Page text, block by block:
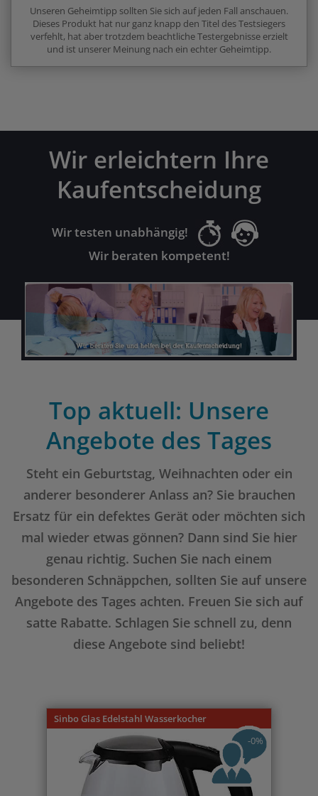
Unseren Geheimtipp sollten Sie sich auf jeden Fall anschauen.
Dieses Produkt hat nur ganz knapp den Titel des Testsiegers
verfehlt, hat aber trotzdem beachtliche Testergebnisse erzielt
und ist unserer Meinung nach ein echter Geheimtipp.
Wir erleichtern Ihre
Kaufentscheidung
Wir testen unabhängig!
Wir beraten kompetent!
Top aktuell: Unsere
Angebote des Tages
Steht ein Geburtstag, Weihnachten oder ein
anderer besonderer Anlass an? Sie brauchen
Ersatz für ein defektes Gerät oder möchten sich
mal wieder etwas gönnen? Dann sind Sie hier
genau richtig. Suchen Sie nach einem
besonderen Schnäppchen, sollten Sie auf unsere
Angebote des Tages achten. Freuen Sie sich auf
satte Rabatte. Schlagen Sie schnell zu, denn
diese Angebote sind beliebt!
Sinbo Glas Edelstahl Wasserkocher
-0%